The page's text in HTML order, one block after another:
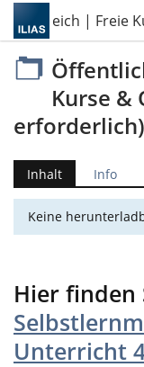
Bereich | Freie
Kurse &
erforderlich)
Inhalt Info
Keine
Hier finden
Unterricht